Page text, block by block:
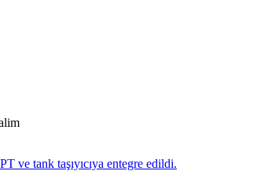
ve tank taşıyıcıya entegre edildi.